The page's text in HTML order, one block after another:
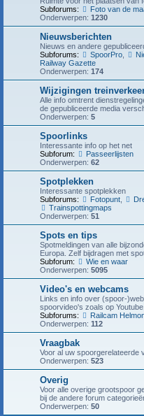
Subforums:
Foto van de
Onderwerpen: 1230
Nieuwsberichten
Nieuws en andere
Subforums:
SpoorPro,
Railway Gazette
Onderwerpen: 174
Wijzigingen
Alle info omtrent
de gepubliceerde media
Onderwerpen: 5
Spoorlinks
Interessante info op het net
Subforum:
Passeerlijsten
Onderwerpen: 62
Spotplekken
Interessante spotplekken
Subforums:
Fotopunt,
Trainspottingmaps
Onderwerpen: 51
Spots en tips
Spotmeldingen van alle
Europa. Zelf bijdragen met
Subforum:
Wie en waar
Onderwerpen: 5095
Video's en webcams
Links en info over (spoor-
spoorvideo's zoals op Youtube.
Subforums:
Railcam
Onderwerpen: 112
Vraagbak
Voor al uw spoorgerelateerde
Onderwerpen: 523
Overig
Voor alle overige grootspoor
bij de andere forum
Onderwerpen: 50